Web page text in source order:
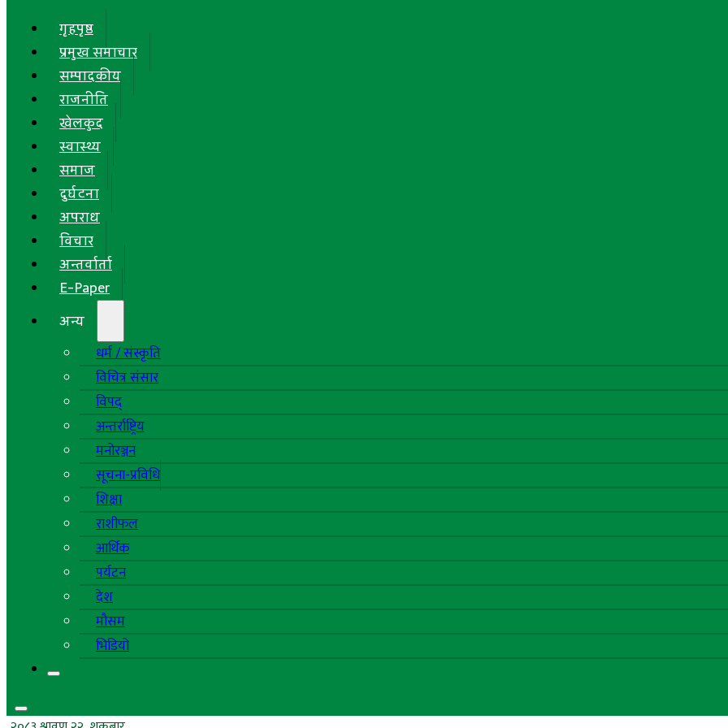
गृहपृष्ठ
प्रमुख समाचार
सम्पादकीय
राजनीति
खेलकुद
स्वास्थ्य
समाज
दुर्घटना
अपराध
विचार
अन्तर्वार्ता
E-Paper
अन्य
धर्म / संस्कृति
विचित्र संसार
विपद्
अन्तर्राष्ट्रिय
मनोरञ्जन
सूचना-प्रविधि
शिक्षा
राशीफल
आर्थिक
पर्यटन
देश
मौसम
भिडियो